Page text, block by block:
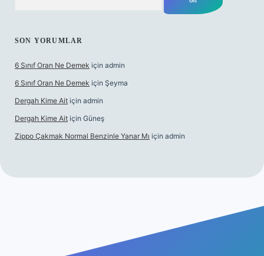
SON YORUMLAR
6 Sınıf Oran Ne Demek için admin
6 Sınıf Oran Ne Demek için Şeyma
Dergah Kime Ait için admin
Dergah Kime Ait için Güneş
Zippo Çakmak Normal Benzinle Yanar Mı için admin